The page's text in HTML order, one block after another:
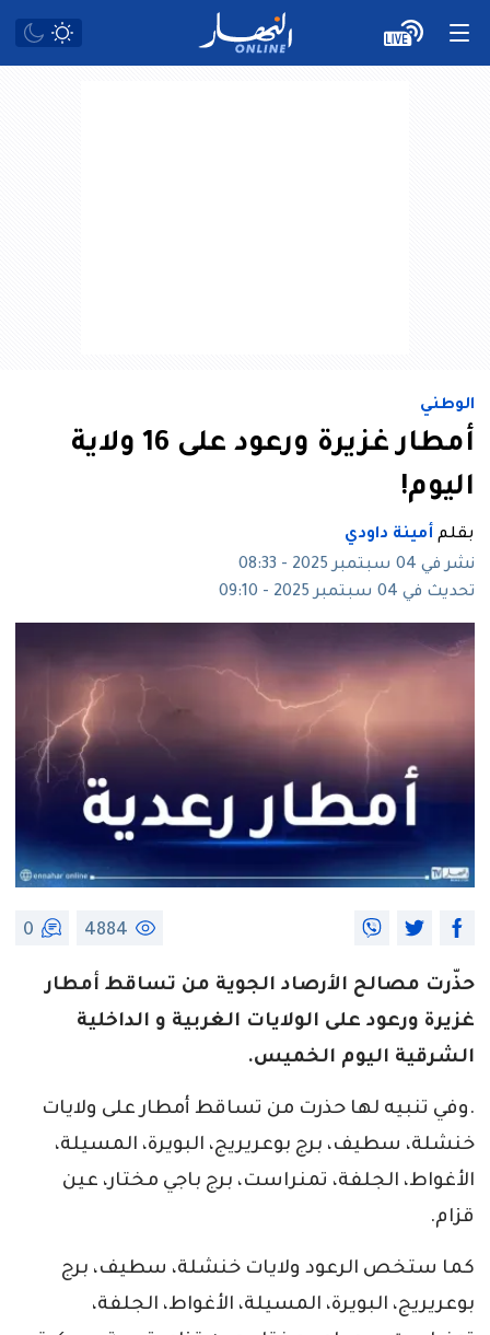
الوطني
أمطار غزيرة ورعود على 16 ولاية
اليوم!
بقلم أمينة داودي
نشر في 04 سبتمبر 2025 - 08:33
تحديث في 04 سبتمبر 2025 - 09:10
4884
0
حذّرت مصالح الأرصاد الجوية من تساقط أمطار
غزيرة ورعود على الولايات الغربية و الداخلية
الشرقية اليوم الخميس.
.وفي تنبيه لها حذرت من تساقط أمطار على ولايات
خنشلة، سطيف، برج بوعريريج، البويرة، المسيلة،
الأغواط، الجلفة، تمنراست، برج باجي مختار، عين
قزام.
كما ستخص الرعود ولايات خنشلة، سطيف، برج
بوعريريج، البويرة، المسيلة، الأغواط، الجلفة،